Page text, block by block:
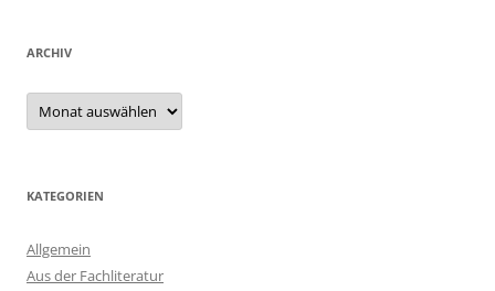
ARCHIV
Archiv
KATEGORIEN
Allgemein
Aus der Fachliteratur